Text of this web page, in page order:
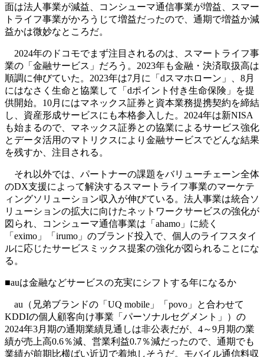
面は法人事業が減益、コンシューマ通信事業が増益、スマー
トライフ事業がかろうじて増益だったので、通期で増益か減
益かは微妙なところだ。
2024年のドコモでまず注目されるのは、スマートライフ事
業の「金融サービス」だろう。2023年も金融・決済取扱高は
順調に伸びていた。2023年は7月に「dスマホローン」、8月
にはなさく生命と協業して「dポイント付き生命保険」を提
供開始。10月にはマネックス証券と資本業務提携契約を締結
し、資産形成サービスにも本格参入した。2024年は新NISA
も始まるので、マネックス証券との協業によるサービス強化
とデータ活用のマトリクスにより金融サービスでどんな結果
を残すか、注目される。
それ以外では、パートナーの課題をバリューチェーン全体
のDX支援によって解決するスマートライフ事業のマーケテ
ィングソリューション収入が伸びている。法人事業は統合ソ
リューションの拡大に向けたネットワークサービスの強化が
図られ、コンシューマ通信事業は「ahamo」に続く
「eximo」「irumo」のブランド投入で、個人のライフスタイ
ルに応じたサービスミックス提案の強化が図られることにな
る。
■auは金融などサービスの充実にシフトする年になるか
au（兄弟ブランドの「UQ mobile」「povo」と合わせて
KDDIの個人顧客向け事業「パーソナルセグメント」）の
2024年3月期の通期業績見通しは非公表だが、4～9月期の業
績が売上高0.6％減、営業利益0.7％減だったので、通期でも
業績が前期比横ばい近辺で着地しそうだ。モバイル通信料収